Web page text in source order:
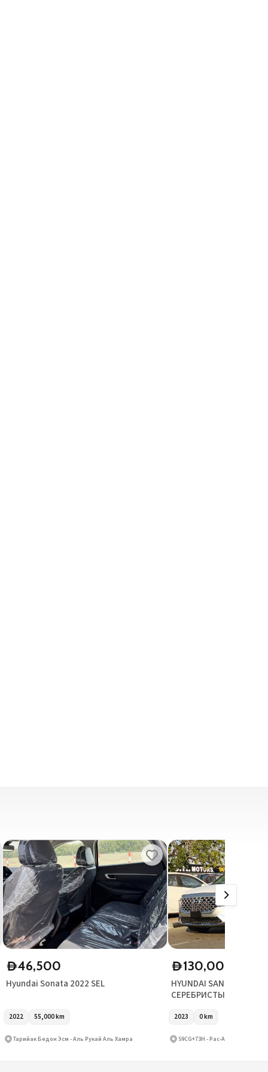
D46,500
Hyundai Sonata 2022 SEL
2022 55,000km
Тарийак Бедон Эсм - Аль Рукай Аль Хамра
D130,000
HYUNDAI SANTAFE
СЕРЕБРИСТЫЙ 2023
2023 0km